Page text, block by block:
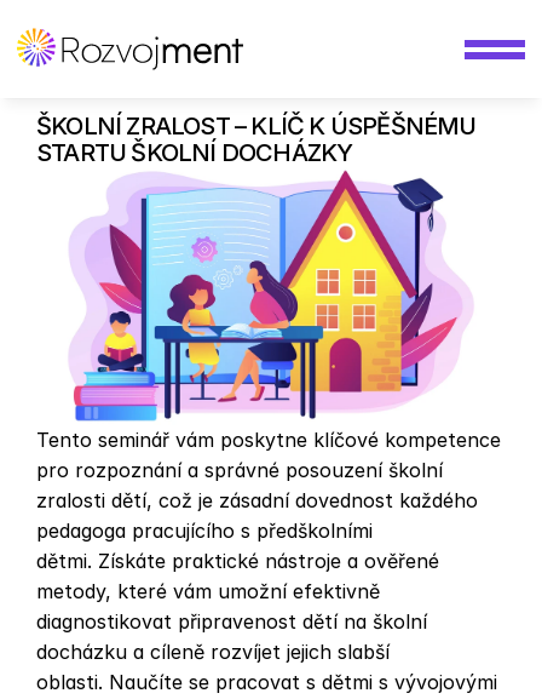
ŠKOLNÍ ZRALOST – KLÍČ K ÚSPĚŠNÉMU
STARTU ŠKOLNÍ DOCHÁZKY
Tento seminář vám poskytne klíčové kompetence
pro rozpoznání a správné posouzení školní
zralosti dětí, což je zásadní dovednost každého
pedagoga pracujícího s předškolními
dětmi. Získáte praktické nástroje a ověřené
metody, které vám umožní efektivně
diagnostikovat připravenost dětí na školní
docházku a cíleně rozvíjet jejich slabší
oblasti. Naučíte se pracovat s dětmi s vývojovými